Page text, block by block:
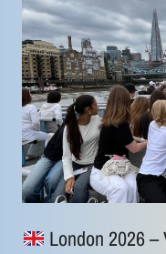
London 2026